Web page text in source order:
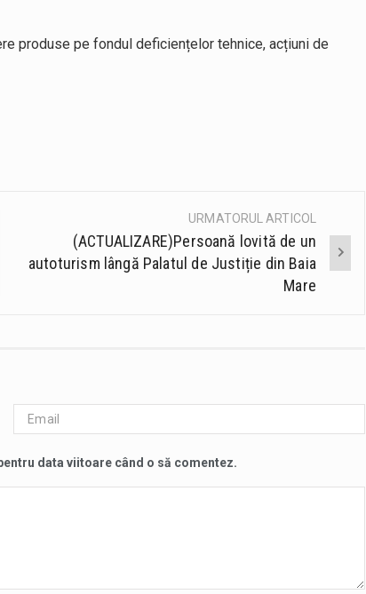
produse pe fondul deficiențelor tehnice, acțiuni de
URMATORUL ARTICOL
(ACTUALIZARE)Persoană lovită de un
autoturism lângă Palatul de Justiție din Baia
Mare
data viitoare când o să comentez.